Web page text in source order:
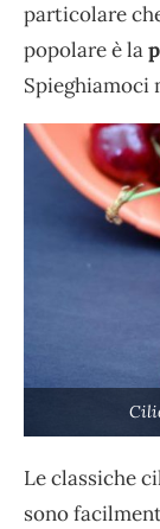
particolare
popolare è la
Spieghiamoci
Le classiche
sono